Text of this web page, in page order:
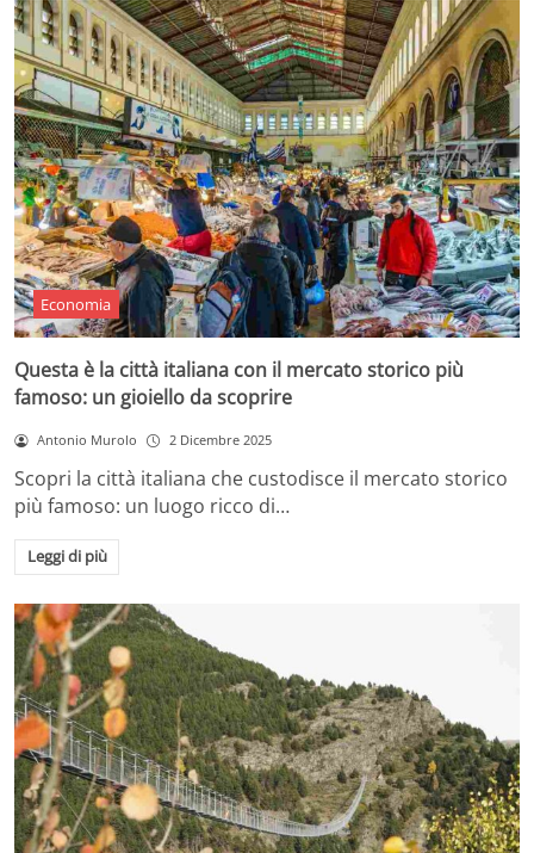
Economia
Questa è la città italiana con il mercato storico più
famoso: un gioiello da scoprire
Antonio Murolo 2 Dicembre 2025
Scopri la città italiana che custodisce il mercato storico
più famoso: un luogo ricco di…
Leggi di più